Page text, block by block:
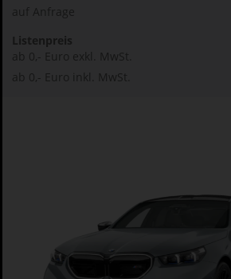
auf Anfrage
Listenpreis
ab 0,- Euro exkl. MwSt.
ab 0,- Euro inkl. MwSt.